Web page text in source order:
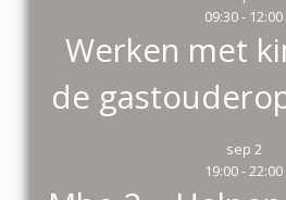
09:30- 12:00
Werken met
de
sep 2
19:00-22:00